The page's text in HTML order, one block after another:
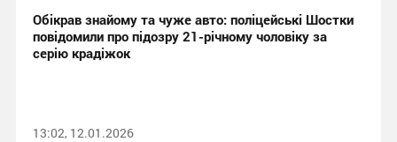
Обікрав знайому та чуже авто: поліцейські Шостки
повідомили про підозру 21-річному чоловіку за
серію крадіжок
13:02, 12.01.2026